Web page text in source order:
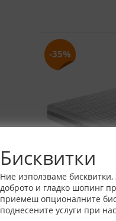
Бисквитки
Ние използваме
доброто и гладко шопинг
приемеш опционалните
поднесените услуги при
-35%
Матрак Giotto